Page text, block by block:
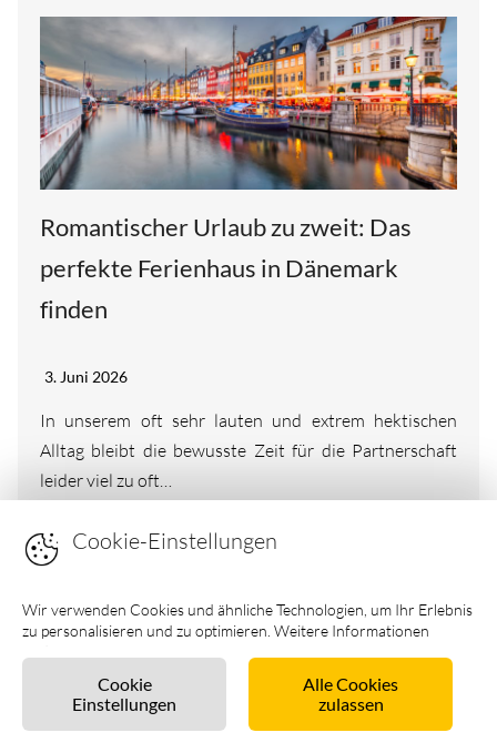
Romantischer Urlaub zu zweit: Das
perfekte Ferienhaus in Dänemark
finden
3. Juni 2026
In unserem oft sehr lauten und extrem hektischen
Alltag bleibt die bewusste Zeit für die Partnerschaft
leider viel zu oft…
Cookie-Einstellungen
Wir verwenden Cookies und ähnliche Technologien, um Ihr Erlebnis
zu personalisieren und zu optimieren. Weitere Informationen
Cookie
Einstellungen
Alle Cookies
zulassen